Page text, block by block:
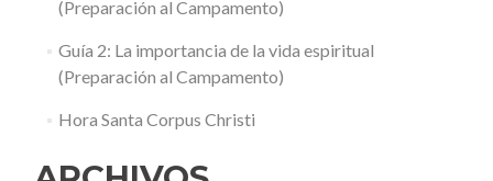
(Preparación al Campamento)
Guía 2: La importancia de la vida espiritual
(Preparación al Campamento)
Hora Santa Corpus Christi